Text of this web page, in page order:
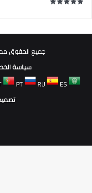
جميع الحقوق
سياسة
PT RU
ES